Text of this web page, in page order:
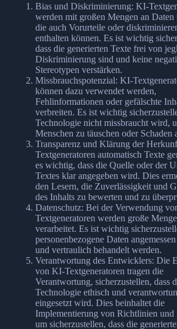
Bias und Diskriminierung: KI-
werden mit großen Mengen an Daten
die auch Vorurteile oder
enthalten können. Es ist wichtig
dass die generierten Texte frei von
Diskriminierung sind und keine
Stereotypen verstärken.
Missbrauchspotenzial: KI-
können dazu verwendet werden,
Fehlinformationen oder gefälschte
verbreiten. Es ist wichtig
Technologie nicht missbraucht wird,
Menschen zu täuschen oder Schaden
Transparenz und Klärung der
Textgeneratoren automatisch Texte
es wichtig, dass die Quelle oder der
Textes klar angegeben wird. Dies
den Lesern, die Zuverlässigkeit und
des Inhalts zu bewerten und zu
Datenschutz: Bei der Verwendung
Textgeneratoren werden große
verarbeitet. Es ist wichtig
personenbezogene Daten
und vertraulich behandelt werden.
Verantwortung des Entwicklers: Die
von KI-Textgeneratoren tragen die
Verantwortung, sicherzustellen, dass
Technologie ethisch und
eingesetzt wird. Dies beinhaltet die
Implementierung von Richtlinien und
um sicherzustellen, dass die